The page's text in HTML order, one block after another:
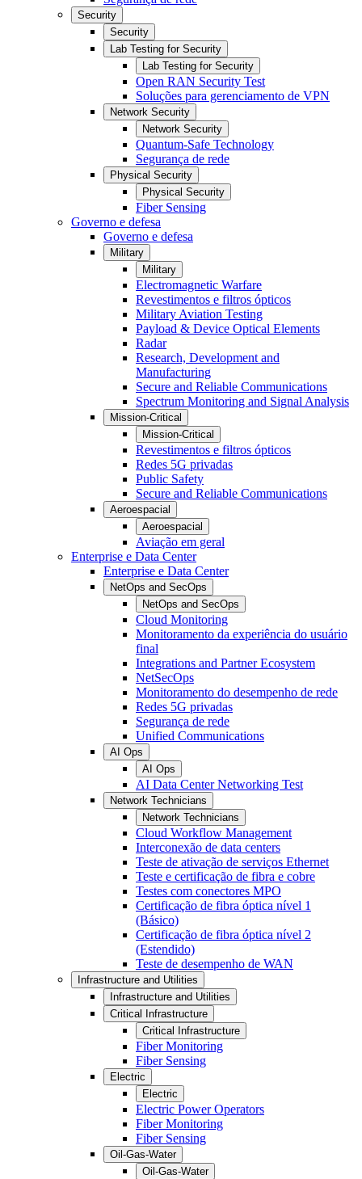
Security
Security
Lab Testing for Security
Lab Testing for Security
Open RAN Security Test
Soluções para gerenciamento de VPN
Network Security
Network Security
Quantum-Safe Technology
Segurança de rede
Physical Security
Physical Security
Fiber Sensing
Governo e defesa
Governo e defesa
Military
Military
Electromagnetic Warfare
Revestimentos e filtros ópticos
Military Aviation Testing
Payload & Device Optical Elements
Radar
Research, Development and
Manufacturing
Secure and Reliable Communications
Spectrum Monitoring and Signal Analysis
Mission-Critical
Mission-Critical
Revestimentos e filtros ópticos
Redes 5G privadas
Public Safety
Secure and Reliable Communications
Aeroespacial
Aeroespacial
Aviação em geral
Enterprise e Data Center
Enterprise e Data Center
NetOps and SecOps
NetOps and SecOps
Cloud Monitoring
Monitoramento da experiência do usuário
final
Integrations and Partner Ecosystem
NetSecOps
Monitoramento do desempenho de rede
Redes 5G privadas
Segurança de rede
Unified Communications
AI Ops
AI Ops
AI Data Center Networking Test
Network Technicians
Network Technicians
Cloud Workflow Management
Interconexão de data centers
Teste de ativação de serviços Ethernet
Teste e certificação de fibra e cobre
Testes com conectores MPO
Certificação de fibra óptica nível 1
(Básico)
Certificação de fibra óptica nível 2
(Estendido)
Teste de desempenho de WAN
Infrastructure and Utilities
Infrastructure and Utilities
Critical Infrastructure
Critical Infrastructure
Fiber Monitoring
Fiber Sensing
Electric
Electric
Electric Power Operators
Fiber Monitoring
Fiber Sensing
Oil-Gas-Water
Oil-Gas-Water